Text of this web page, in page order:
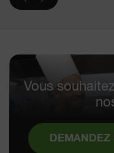
Vous
DEMANDEZ